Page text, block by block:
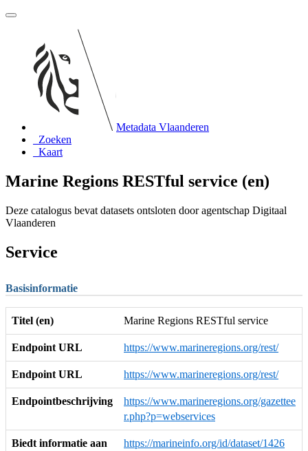
Metadata Vlaanderen
Zoeken
Kaart
Marine Regions RESTful service (en)
Deze catalogus bevat datasets ontsloten door agentschap Digitaal
Vlaanderen
Service
Basisinformatie
Titel (en) Marine Regions RESTful service
Endpoint URL https://www.marineregions.org/rest/
Endpoint URL https://www.marineregions.org/rest/
Endpointbeschrijving
https://www.marineregions.org/gazettee
r.php?p=webservices
Biedt informatie aan
https://marineinfo.org/id/dataset/1426